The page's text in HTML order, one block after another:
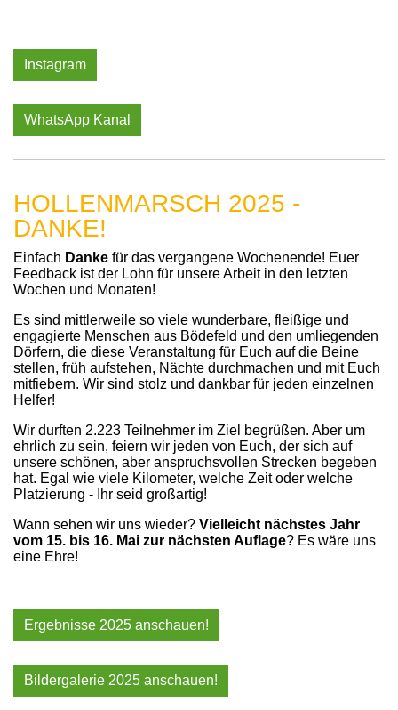
Instagram
WhatsApp Kanal
HOLLENMARSCH 2025 -
DANKE!
Einfach Danke für das vergangene Wochenende! Euer
Feedback ist der Lohn für unsere Arbeit in den letzten
Wochen und Monaten!
Es sind mittlerweile so viele wunderbare, fleißige und
engagierte Menschen aus Bödefeld und den umliegenden
Dörfern, die diese Veranstaltung für Euch auf die Beine
stellen, früh aufstehen, Nächte durchmachen und mit Euch
mitfiebern. Wir sind stolz und dankbar für jeden einzelnen
Helfer!
Wir durften 2.223 Teilnehmer im Ziel begrüßen. Aber um
ehrlich zu sein, feiern wir jeden von Euch, der sich auf
unsere schönen, aber anspruchsvollen Strecken begeben
hat. Egal wie viele Kilometer, welche Zeit oder welche
Platzierung - Ihr seid großartig!
Wann sehen wir uns wieder? Vielleicht nächstes Jahr
vom 15. bis 16. Mai zur nächsten Auflage? Es wäre uns
eine Ehre!
Ergebnisse 2025 anschauen!
Bildergalerie 2025 anschauen!